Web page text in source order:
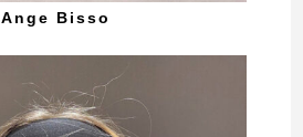
Ange Bisso